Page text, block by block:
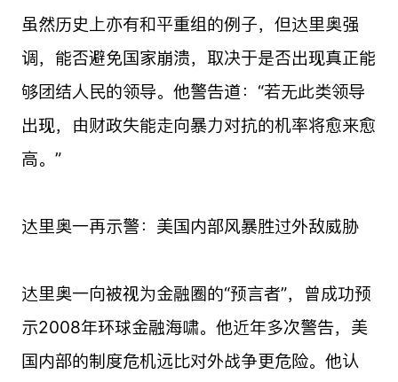
虽然历史上亦有和平重组的例子，但达里奥强
调，能否避免国家崩溃，取决于是否出现真正能
够团结人民的领导。他警告道：“若无此类领导
出现，由财政失能走向暴力对抗的机率将愈来愈
高。”
达里奥一再示警：美国内部风暴胜过外敌威胁
达里奥一向被视为金融圈的“预言者”，曾成功预
示2008年环球金融海啸。他近年多次警告，美
国内部的制度危机远比对外战争更危险。他认